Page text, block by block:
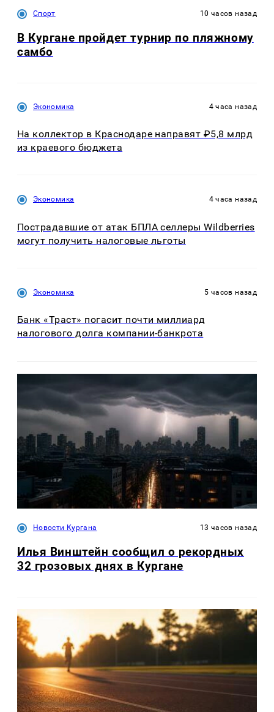
Спорт 10 часов назад
В Кургане пройдет турнир по пляжному
самбо
Экономика 4 часа назад
На коллектор в Краснодаре направят ₽5,8 млрд
из краевого бюджета
Экономика 4 часа назад
Пострадавшие от атак БПЛА селлеры Wildberries
могут получить налоговые льготы
Экономика 5 часов назад
Банк «Траст» погасит почти миллиард
налогового долга компании-банкрота
Новости Кургана 13 часов назад
Илья Винштейн сообщил о рекордных
32 грозовых днях в Кургане